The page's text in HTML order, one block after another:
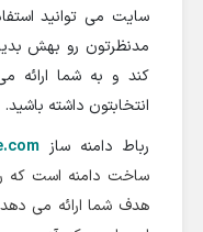
سایت می توانید
مدنظرتون رو بهش
کند و به شما ارائه
انتخابتون داشته باشید.
رباط دامنه ساز
ساخت دامنه است که
هدف شما ارائه می